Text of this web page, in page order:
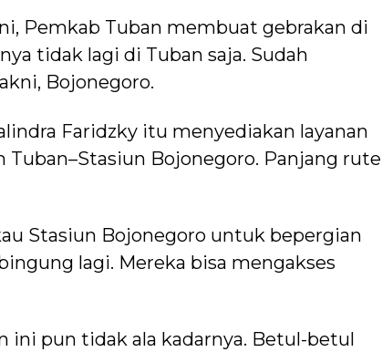
Pemkab Tuban membuat gebrakan di
tidak lagi di Tuban saja. Sudah
Bojonegoro.
Faridzky itu menyediakan layanan
Bojonegoro. Panjang rute
Stasiun Bojonegoro untuk bepergian
lagi. Mereka bisa mengakses
ini pun tidak ala kadarnya. Betul-betul